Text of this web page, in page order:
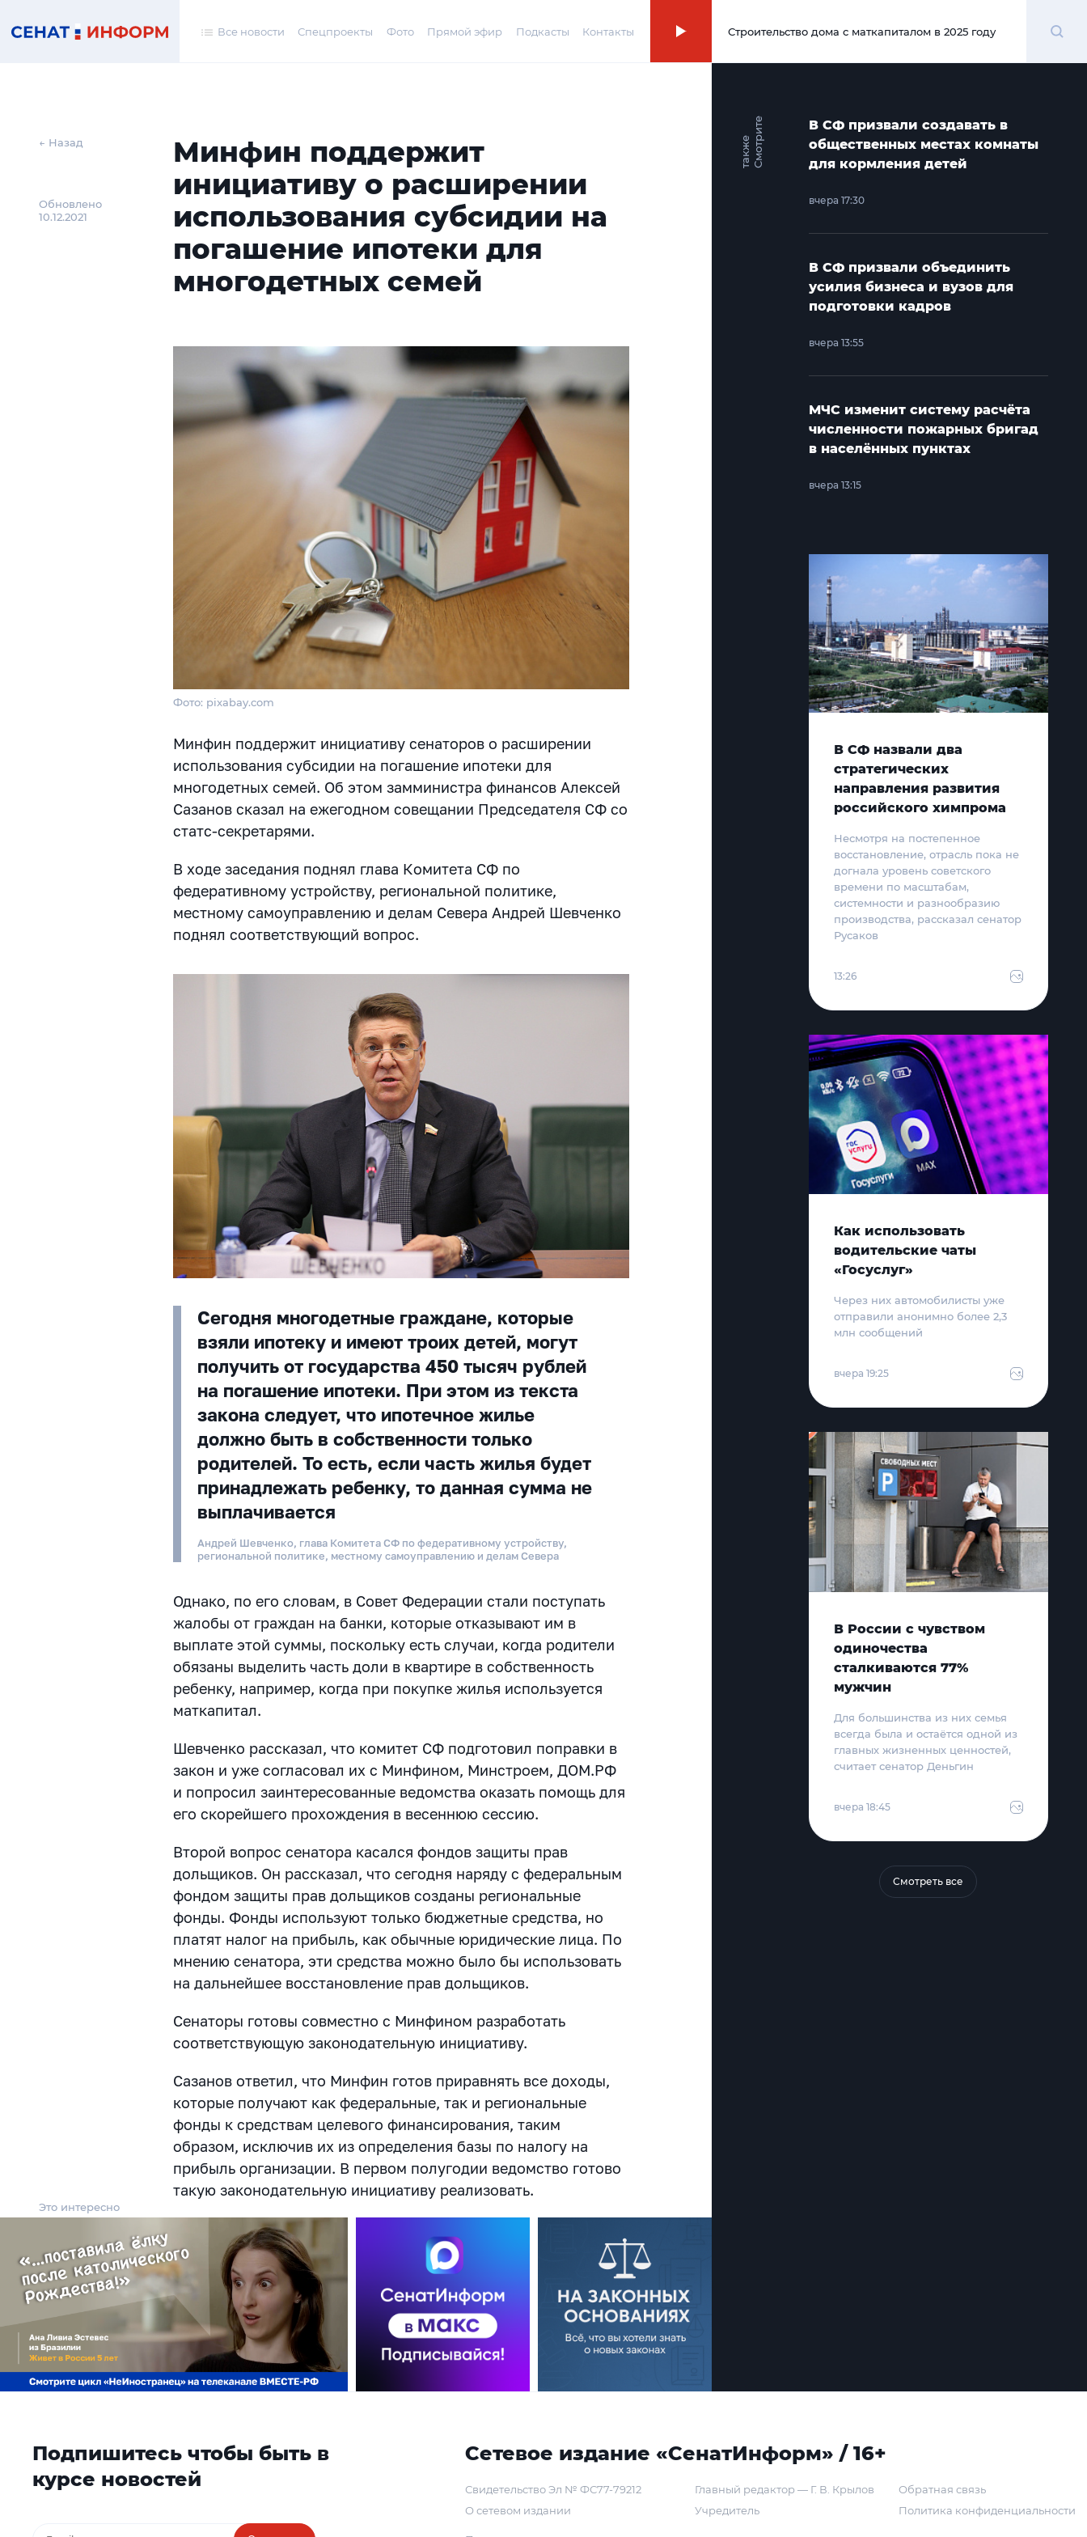
Все новости Спецпроекты Фото Прямой эфир Подкасты Контакты 00:00
Строительство дома с маткапиталом в 2025 году
← Назад
Обновлено
10.12.2021
Минфин поддержит
инициативу о расширении
использования субсидии на
погашение ипотеки для
многодетных семей
Фото: pixabay.com
Минфин поддержит инициативу сенаторов о расширении
использования субсидии на погашение ипотеки для
многодетных семей. Об этом замминистра финансов Алексей
Сазанов сказал на ежегодном совещании Председателя СФ со
статс-секретарями.
Входе заседания поднял глава Комитета СФ по
федеративному устройству, региональной политике,
местному самоуправлению и делам Севера Андрей Шевченко
поднял соответствующий вопрос.
Сегодня многодетные граждане, которые
взяли ипотеку и имеют троих детей, могут
получить от государства 450 тысяч рублей
на погашение ипотеки. При этом из текста
закона следует, что ипотечное жилье
должно быть в собственности только
родителей. То есть, если часть жилья будет
принадлежать ребенку, то данная сумма не
выплачивается
Андрей Шевченко, глава Комитета СФ по федеративному устройству,
региональной политике, местному самоуправлению и делам Севера
Однако, по его словам, в Совет Федерации стали поступать
жалобы от граждан на банки, которые отказывают им в
выплате этой суммы, поскольку есть случаи, когда родители
обязаны выделить часть доли в квартире в собственность
ребенку, например, когда при покупке жилья используется
маткапитал.
Шевченко рассказал, что комитет СФ подготовил поправки в
закон и уже согласовал их с Минфином, Минстроем, ДОМ.РФ
и попросил заинтересованные ведомства оказать помощь для
его скорейшего прохождения в весеннюю сессию.
Второй вопрос сенатора касался фондов защиты прав
дольщиков. Он рассказал, что сегодня наряду с федеральным
фондом защиты прав дольщиков созданы региональные
фонды. Фонды используют только бюджетные средства, но
платят налог на прибыль, как обычные юридические лица. По
мнению сенатора, эти средства можно было бы использовать
на дальнейшее восстановление прав дольщиков.
Сенаторы готовы совместно с Минфином разработать
соответствующую законодательную инициативу.
Сазанов ответил, что Минфин готов приравнять все доходы,
которые получают как федеральные, так и региональные
фонды к средствам целевого финансирования, таким
образом, исключив их из определения базы по налогу на
прибыль организации. В первом полугодии ведомство готово
такую законодательную инициативу реализовать.
Это интересно
С
м
о
т
р и
т
е
т
а
к
ж
е
В СФ призвали создавать в
общественных местах комнаты
для кормления детей
вчера 17:30
В СФ призвали объединить
усилия бизнеса и вузов для
подготовки кадров
вчера 13:55
МЧС изменит систему расчёта
численности пожарных бригад
в населённых пунктах
вчера 13:15
В СФ назвали два
стратегических
направления развития
российского химпрома
Несмотря на постепенное
восстановление, отрасль пока не
догнала уровень советского
времени по масштабам,
системности и разнообразию
производства, рассказал сенатор
Русаков
13:26
Как использовать
водительские чаты
«Госуслуг»
Через них автомобилисты уже
отправили анонимно более 2,3
млн сообщений
вчера 19:25
В России с чувством
одиночества
сталкиваются 77%
мужчин
Для большинства из них семья
всегда была и остаётся одной из
главных жизненных ценностей,
считает сенатор Деньгин
вчера 18:45
Смотреть все
Подпишитесь чтобы быть в
курсе новостей
Сетевое издание «СенатИнформ» / 16+
Свидетельство Эл № ФС77-79212
О сетевом издании
Главный редактор — Г. В. Крылов
Учредитель
Обратная связь
Политика конфиденциальности